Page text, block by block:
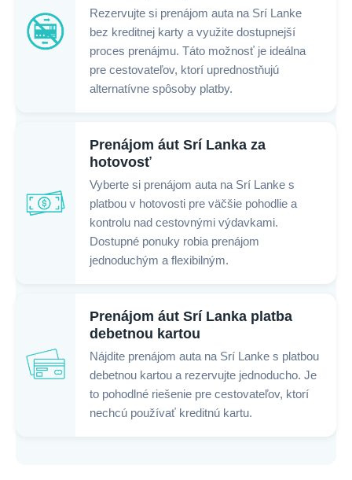
Rezervujte si prenájom auta na Srí Lanke
bez kreditnej karty a využite dostupnejší
proces prenájmu. Táto možnosť je ideálna
pre cestovateľov, ktorí uprednostňujú
alternatívne spôsoby platby.
Prenájom áut Srí Lanka za
hotovosť
Vyberte si prenájom auta na Srí Lanke s
platbou v hotovosti pre väčšie pohodlie a
kontrolu nad cestovnými výdavkami.
Dostupné ponuky robia prenájom
jednoduchým a flexibilným.
Prenájom áut Srí Lanka platba
debetnou kartou
Nájdite prenájom auta na Srí Lanke s platbou
debetnou kartou a rezervujte jednoducho. Je
to pohodlné riešenie pre cestovateľov, ktorí
nechcú používať kreditnú kartu.